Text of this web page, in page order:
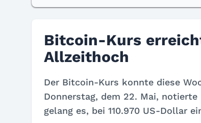
Bitcoin-Kurs
Allzeithoch
Der Bitcoin-Kurs konnte diese
Donnerstag, dem 22. Mai,
gelang es, bei 110.970 US-Dollar